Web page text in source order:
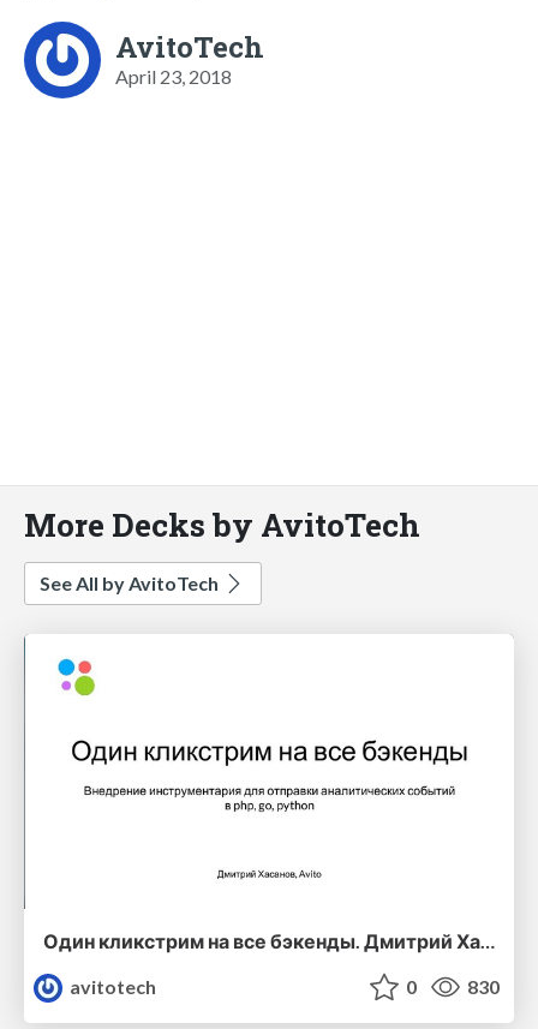
AvitoTech
April 23, 2018
More Decks by AvitoTech
See All by AvitoTech
Один кликстрим на все бэкенды. Дмитрий Хасанов (Авито)
avitotech
0 830